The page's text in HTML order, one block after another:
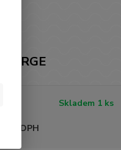
Skladem 1 ks
DPH